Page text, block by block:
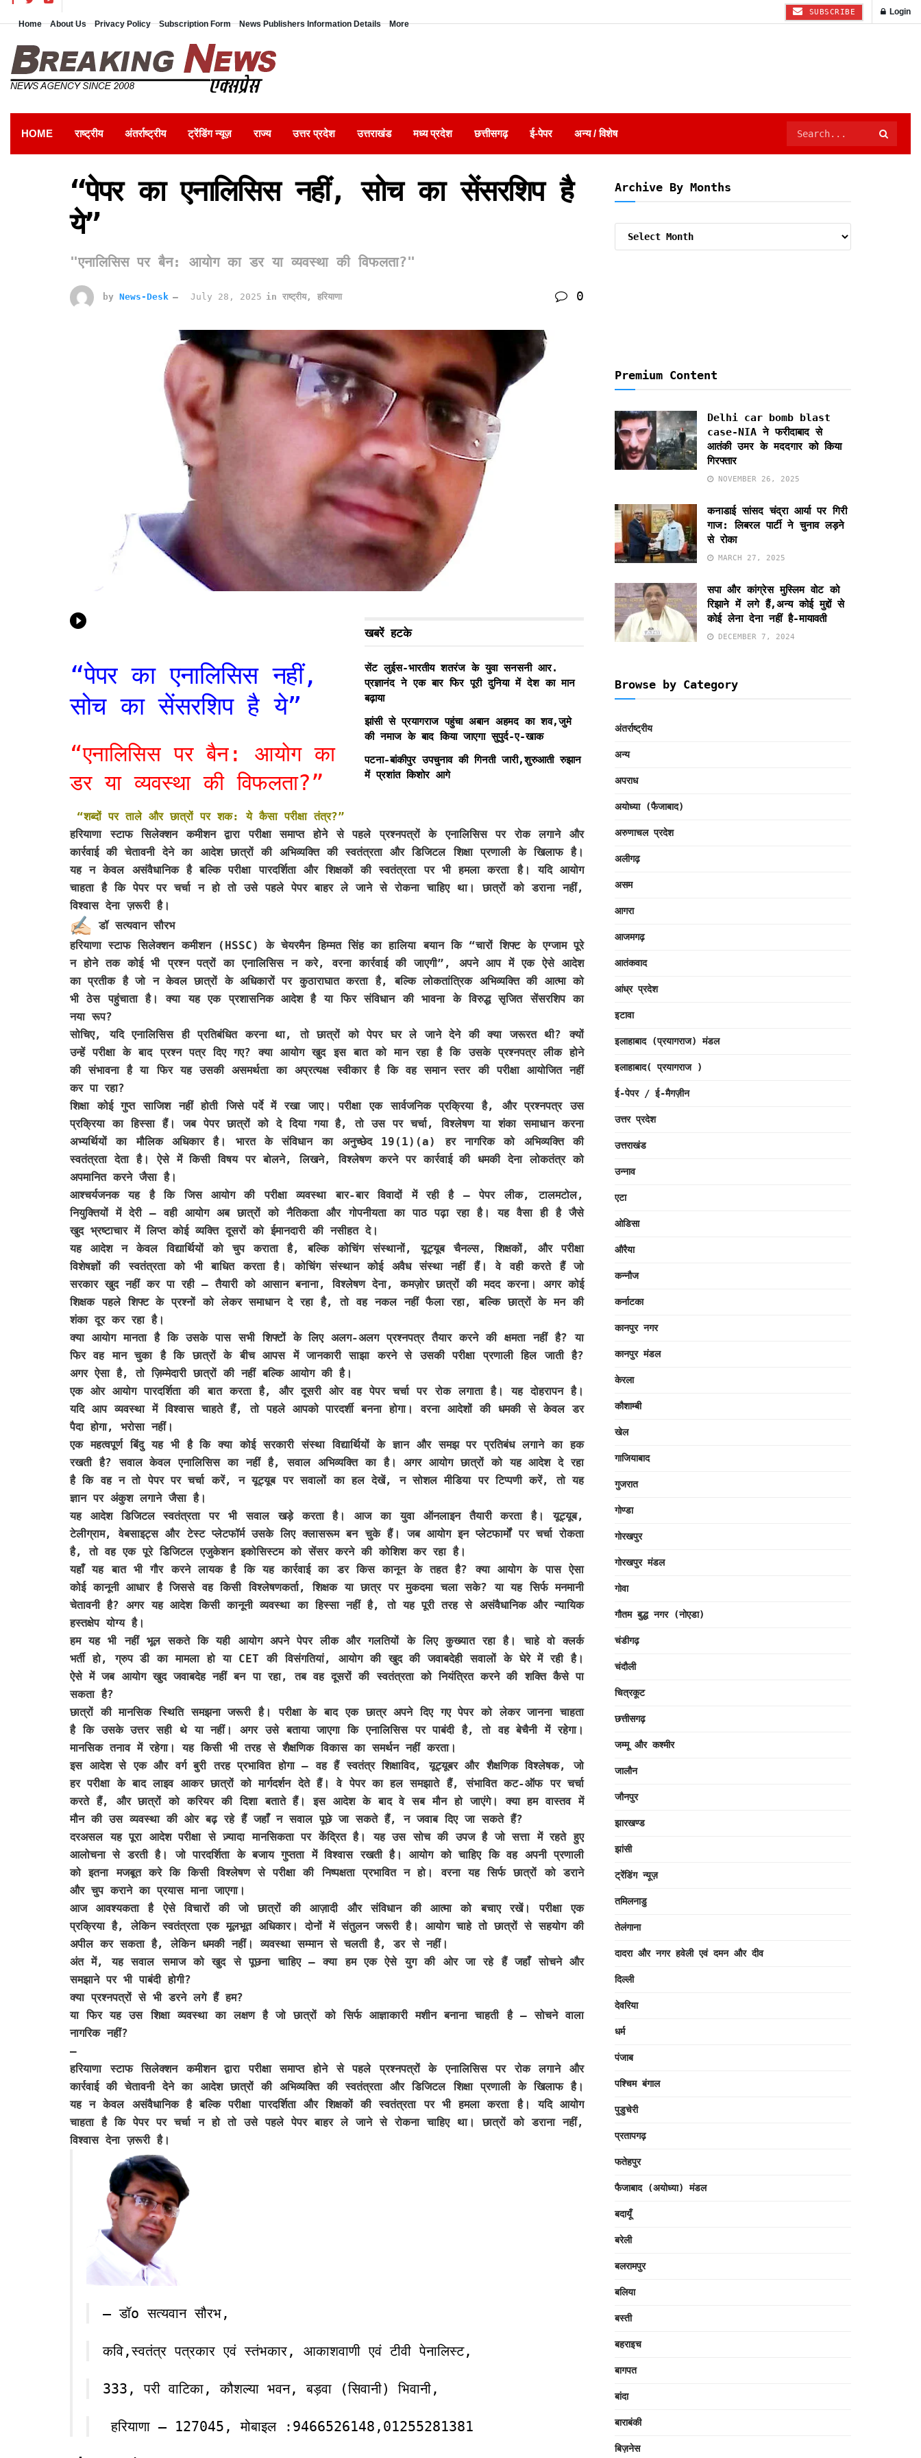
Home About Us Privacy Policy Subscription Form News Publishers Information Details More
SUBSCRIBE Login
HOME राष्ट्रीय अंतर्राष्ट्रीय ट्रेंडिंग न्यूज़ राज्य उत्तर प्रदेश उत्तराखंड मध्य प्रदेश छत्तीसगढ़ ई-पेपर अन्य / विशेष
“पेपर का एनालिसिस नहीं, सोच का सेंसरशिप है
ये”
"एनालिसिस पर बैन: आयोग का डर या व्यवस्था की विफलता?"
by News-Desk July 28, 2025 in राष्ट्रीय, हरियाणा 0
खबरें हटके
सेंट लुईस-भारतीय शतरंज के युवा सनसनी आर.
प्रज्ञानंद ने एक बार फिर पूरी दुनिया में देश का मान
बढ़ाया
झांसी से प्रयागराज पहुंचा अबान अहमद का शव,जुमे
की नमाज के बाद किया जाएगा सुपुर्द-ए-खाक
पटना-बांकीपुर उपचुनाव की गिनती जारी,शुरुआती रुझान
में प्रशांत किशोर आगे
“पेपर का एनालिसिस नहीं,
सोच का सेंसरशिप है ये”
“एनालिसिस पर बैन: आयोग का
डर या व्यवस्था की विफलता?”
“शब्दों पर ताले और छात्रों पर शक: ये कैसा परीक्षा तंत्र?”
हरियाणा स्टाफ सिलेक्शन कमीशन द्वारा परीक्षा समाप्त होने से पहले प्रश्नपत्रों के एनालिसिस पर रोक लगाने और
कार्रवाई की चेतावनी देने का आदेश छात्रों की अभिव्यक्ति की स्वतंत्रता और डिजिटल शिक्षा प्रणाली के खिलाफ है।
यह न केवल असंवैधानिक है बल्कि परीक्षा पारदर्शिता और शिक्षकों की स्वतंत्रता पर भी हमला करता है। यदि आयोग
चाहता है कि पेपर पर चर्चा न हो तो उसे पहले पेपर बाहर ले जाने से रोकना चाहिए था। छात्रों को डराना नहीं,
विश्वास देना ज़रूरी है।
डॉ सत्यवान सौरभ
हरियाणा स्टाफ सिलेक्शन कमीशन (HSSC) के चेयरमैन हिम्मत सिंह का हालिया बयान कि “चारों शिफ्ट के एग्जाम पूरे
न होने तक कोई भी प्रश्न पत्रों का एनालिसिस न करे, वरना कार्रवाई की जाएगी”, अपने आप में एक ऐसे आदेश
का प्रतीक है जो न केवल छात्रों के अधिकारों पर कुठाराघात करता है, बल्कि लोकतांत्रिक अभिव्यक्ति की आत्मा को
भी ठेस पहुंचाता है। क्या यह एक प्रशासनिक आदेश है या फिर संविधान की भावना के विरुद्ध सृजित सेंसरशिप का
नया रूप?
सोचिए, यदि एनालिसिस ही प्रतिबंधित करना था, तो छात्रों को पेपर घर ले जाने देने की क्या जरूरत थी? क्यों
उन्हें परीक्षा के बाद प्रश्न पत्र दिए गए? क्या आयोग खुद इस बात को मान रहा है कि उसके प्रश्नपत्र लीक होने
की संभावना है या फिर यह उसकी असमर्थता का अप्रत्यक्ष स्वीकार है कि वह समान स्तर की परीक्षा आयोजित नहीं
कर पा रहा?
शिक्षा कोई गुप्त साजिश नहीं होती जिसे पर्दे में रखा जाए। परीक्षा एक सार्वजनिक प्रक्रिया है, और प्रश्नपत्र उस
प्रक्रिया का हिस्सा हैं। जब पेपर छात्रों को दे दिया गया है, तो उस पर चर्चा, विश्लेषण या शंका समाधान करना
अभ्यर्थियों का मौलिक अधिकार है। भारत के संविधान का अनुच्छेद 19(1)(a) हर नागरिक को अभिव्यक्ति की
स्वतंत्रता देता है। ऐसे में किसी विषय पर बोलने, लिखने, विश्लेषण करने पर कार्रवाई की धमकी देना लोकतंत्र को
अपमानित करने जैसा है।
आश्चर्यजनक यह है कि जिस आयोग की परीक्षा व्यवस्था बार-बार विवादों में रही है — पेपर लीक, टालमटोल,
नियुक्तियों में देरी — वही आयोग अब छात्रों को नैतिकता और गोपनीयता का पाठ पढ़ा रहा है। यह वैसा ही है जैसे
खुद भ्रष्टाचार में लिप्त कोई व्यक्ति दूसरों को ईमानदारी की नसीहत दे।
यह आदेश न केवल विद्यार्थियों को चुप कराता है, बल्कि कोचिंग संस्थानों, यूट्यूब चैनल्स, शिक्षकों, और परीक्षा
विशेषज्ञों की स्वतंत्रता को भी बाधित करता है। कोचिंग संस्थान कोई अवैध संस्था नहीं हैं। वे वही करते हैं जो
सरकार खुद नहीं कर पा रही — तैयारी को आसान बनाना, विश्लेषण देना, कमज़ोर छात्रों की मदद करना। अगर कोई
शिक्षक पहले शिफ्ट के प्रश्नों को लेकर समाधान दे रहा है, तो वह नकल नहीं फैला रहा, बल्कि छात्रों के मन की
शंका दूर कर रहा है।
क्या आयोग मानता है कि उसके पास सभी शिफ्टों के लिए अलग-अलग प्रश्नपत्र तैयार करने की क्षमता नहीं है? या
फिर वह मान चुका है कि छात्रों के बीच आपस में जानकारी साझा करने से उसकी परीक्षा प्रणाली हिल जाती है?
अगर ऐसा है, तो ज़िम्मेदारी छात्रों की नहीं बल्कि आयोग की है।
एक ओर आयोग पारदर्शिता की बात करता है, और दूसरी ओर वह पेपर चर्चा पर रोक लगाता है। यह दोहरापन है।
यदि आप व्यवस्था में विश्वास चाहते हैं, तो पहले आपको पारदर्शी बनना होगा। वरना आदेशों की धमकी से केवल डर
पैदा होगा, भरोसा नहीं।
एक महत्वपूर्ण बिंदु यह भी है कि क्या कोई सरकारी संस्था विद्यार्थियों के ज्ञान और समझ पर प्रतिबंध लगाने का हक
रखती है? सवाल केवल एनालिसिस का नहीं है, सवाल अभिव्यक्ति का है। अगर आयोग छात्रों को यह आदेश दे रहा
है कि वह न तो पेपर पर चर्चा करें, न यूट्यूब पर सवालों का हल देखें, न सोशल मीडिया पर टिप्पणी करें, तो यह
ज्ञान पर अंकुश लगाने जैसा है।
यह आदेश डिजिटल स्वतंत्रता पर भी सवाल खड़े करता है। आज का युवा ऑनलाइन तैयारी करता है। यूट्यूब,
टेलीग्राम, वेबसाइट्स और टेस्ट प्लेटफॉर्म उसके लिए क्लासरूम बन चुके हैं। जब आयोग इन प्लेटफार्मों पर चर्चा रोकता
है, तो वह एक पूरे डिजिटल एजुकेशन इकोसिस्टम को सेंसर करने की कोशिश कर रहा है।
यहाँ यह बात भी गौर करने लायक है कि यह कार्रवाई का डर किस कानून के तहत है? क्या आयोग के पास ऐसा
कोई कानूनी आधार है जिससे वह किसी विश्लेषणकर्ता, शिक्षक या छात्र पर मुकदमा चला सके? या यह सिर्फ मनमानी
चेतावनी है? अगर यह आदेश किसी कानूनी व्यवस्था का हिस्सा नहीं है, तो यह पूरी तरह से असंवैधानिक और न्यायिक
हस्तक्षेप योग्य है।
हम यह भी नहीं भूल सकते कि यही आयोग अपने पेपर लीक और गलतियों के लिए कुख्यात रहा है। चाहे वो क्लर्क
भर्ती हो, ग्रुप डी का मामला हो या CET की विसंगतियां, आयोग की खुद की जवाबदेही सवालों के घेरे में रही है।
ऐसे में जब आयोग खुद जवाबदेह नहीं बन पा रहा, तब वह दूसरों की स्वतंत्रता को नियंत्रित करने की शक्ति कैसे पा
सकता है?
छात्रों की मानसिक स्थिति समझना जरूरी है। परीक्षा के बाद एक छात्र अपने दिए गए पेपर को लेकर जानना चाहता
है कि उसके उत्तर सही थे या नहीं। अगर उसे बताया जाएगा कि एनालिसिस पर पाबंदी है, तो वह बेचैनी में रहेगा।
मानसिक तनाव में रहेगा। यह किसी भी तरह से शैक्षणिक विकास का समर्थन नहीं करता।
इस आदेश से एक और वर्ग बुरी तरह प्रभावित होगा — वह हैं स्वतंत्र शिक्षाविद, यूट्यूबर और शैक्षणिक विश्लेषक, जो
हर परीक्षा के बाद लाइव आकर छात्रों को मार्गदर्शन देते हैं। वे पेपर का हल समझाते हैं, संभावित कट-ऑफ पर चर्चा
करते हैं, और छात्रों को करियर की दिशा बताते हैं। इस आदेश के बाद वे सब मौन हो जाएंगे। क्या हम वास्तव में
मौन की उस व्यवस्था की ओर बढ़ रहे हैं जहाँ न सवाल पूछे जा सकते हैं, न जवाब दिए जा सकते हैं?
दरअसल यह पूरा आदेश परीक्षा से ज़्यादा मानसिकता पर केंद्रित है। यह उस सोच की उपज है जो सत्ता में रहते हुए
आलोचना से डरती है। जो पारदर्शिता के बजाय गुप्तता में विश्वास रखती है। आयोग को चाहिए कि वह अपनी प्रणाली
को इतना मजबूत करे कि किसी विश्लेषण से परीक्षा की निष्पक्षता प्रभावित न हो। वरना यह सिर्फ छात्रों को डराने
और चुप कराने का प्रयास माना जाएगा।
आज आवश्यकता है ऐसे विचारों की जो छात्रों की आज़ादी और संविधान की आत्मा को बचाए रखें। परीक्षा एक
प्रक्रिया है, लेकिन स्वतंत्रता एक मूलभूत अधिकार। दोनों में संतुलन जरूरी है। आयोग चाहे तो छात्रों से सहयोग की
अपील कर सकता है, लेकिन धमकी नहीं। व्यवस्था सम्मान से चलती है, डर से नहीं।
अंत में, यह सवाल समाज को खुद से पूछना चाहिए — क्या हम एक ऐसे युग की ओर जा रहे हैं जहाँ सोचने और
समझाने पर भी पाबंदी होगी?
क्या प्रश्नपत्रों से भी डरने लगे हैं हम?
या फिर यह उस शिक्षा व्यवस्था का लक्षण है जो छात्रों को सिर्फ आज्ञाकारी मशीन बनाना चाहती है — सोचने वाला
नागरिक नहीं?
—
हरियाणा स्टाफ सिलेक्शन कमीशन द्वारा परीक्षा समाप्त होने से पहले प्रश्नपत्रों के एनालिसिस पर रोक लगाने और
कार्रवाई की चेतावनी देने का आदेश छात्रों की अभिव्यक्ति की स्वतंत्रता और डिजिटल शिक्षा प्रणाली के खिलाफ है।
यह न केवल असंवैधानिक है बल्कि परीक्षा पारदर्शिता और शिक्षकों की स्वतंत्रता पर भी हमला करता है। यदि आयोग
चाहता है कि पेपर पर चर्चा न हो तो उसे पहले पेपर बाहर ले जाने से रोकना चाहिए था। छात्रों को डराना नहीं,
विश्वास देना ज़रूरी है।
– डॉo सत्यवान सौरभ,
कवि,स्वतंत्र पत्रकार एवं स्तंभकार, आकाशवाणी एवं टीवी पेनालिस्ट,
333, परी वाटिका, कौशल्या भवन, बड़वा (सिवानी) भिवानी,
हरियाणा – 127045, मोबाइल :9466526148,01255281381
Archive By Months
Premium Content
Delhi car bomb blast
case-NIA ने फरीदाबाद से
आतंकी उमर के मददगार को किया
गिरफ्तार
NOVEMBER 26, 2025
कनाडाई सांसद चंद्रा आर्या पर गिरी
गाज: लिबरल पार्टी ने चुनाव लड़ने
से रोका
MARCH 27, 2025
सपा और कांग्रेस मुस्लिम वोट को
रिझाने में लगे हैं,अन्य कोई मुद्दों से
कोई लेना देना नहीं है-मायावती
DECEMBER 7, 2024
Browse by Category
अंतर्राष्ट्रीय
अन्य
अपराध
अयोध्या (फैजाबाद)
अरुणाचल प्रदेश
अलीगढ़
असम
आगरा
आजमगढ़
आतंकवाद
आंध्र प्रदेश
इटावा
इलाहाबाद (प्रयागराज) मंडल
इलाहाबाद( प्रयागराज )
ई-पेपर / ई-मैगज़ीन
उत्तर प्रदेश
उत्तराखंड
उन्नाव
एटा
ओडिसा
औरैया
कन्नौज
कर्नाटका
कानपुर नगर
कानपुर मंडल
केरला
कौशाम्बी
खेल
गाजियाबाद
गुजरात
गोण्डा
गोरखपुर
गोरखपुर मंडल
गोवा
गौतम बुद्ध नगर (नोएडा)
चंडीगढ़
चंदौली
चित्रकूट
छत्तीसगढ़
जम्मू और कश्मीर
जालौन
जौनपुर
झारखण्ड
झांसी
ट्रेंडिंग न्यूज़
तमिलनाडु
तेलंगाना
दादरा और नगर हवेली एवं दमन और दीव
दिल्ली
देवरिया
धर्म
पंजाब
पश्चिम बंगाल
पुडुचेरी
प्रतापगढ़
फतेहपुर
फैजाबाद (अयोध्या) मंडल
बदायूँ
बरेली
बलरामपुर
बलिया
बस्ती
बहराइच
बागपत
बांदा
बाराबंकी
बिज़नेस